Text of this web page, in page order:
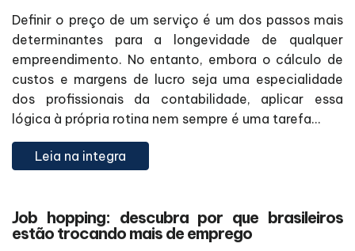
Definir o preço de um serviço é um dos passos mais
determinantes para a longevidade de qualquer
empreendimento. No entanto, embora o cálculo de
custos e margens de lucro seja uma especialidade
dos profissionais da contabilidade, aplicar essa
lógica à própria rotina nem sempre é uma tarefa...
Leia na integra
Job hopping: descubra por que brasileiros
estão trocando mais de emprego